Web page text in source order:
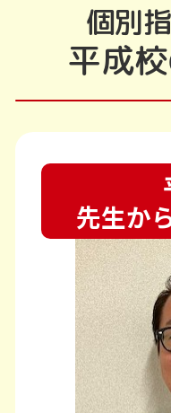
個別
平成
先生か